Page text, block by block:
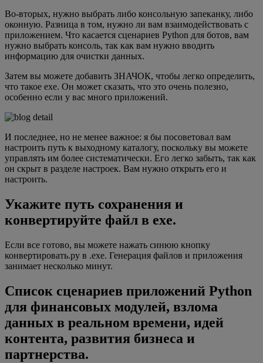
Во-вторых, нужно выбрать либо консольную запеканку, либо
оконную. Разница в том, нужно ли вам взаимодействовать с
приложением. Что касается сценариев Python для ботов, вам
нужно выбрать консоль, так как вам нужно вводить
информацию для очистки данных.
Затем вы можете добавить ЗНАЧОК, чтобы легко определить,
что такое exe. Он может сказать, что это очень полезно,
особенно если у вас много приложений.
И последнее, но не менее важное: я бы посоветовал вам
настроить путь к выходному каталогу, поскольку вы можете
управлять им более систематически. Его легко забыть, так как
он скрыт в разделе настроек. Вам нужно открыть его и
настроить.
Укажите путь сохранения и
конвертируйте файл в exe.
Если все готово, вы можете нажать синюю кнопку
конвертировать.py в .exe. Генерация файлов и приложения
занимает несколько минут.
Список сценариев приложений Python
для финансовых модулей, взлома
данных в реальном времени, идей
контента, развития бизнеса и
партнерства.